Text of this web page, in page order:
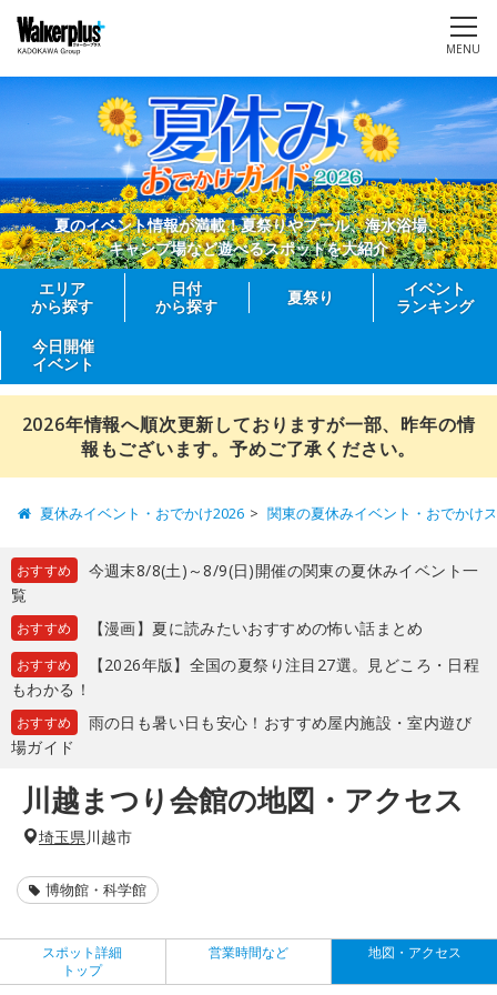
MENU
夏のイベント情報が満載！夏祭りやプール、海水浴場、
キャンプ場など遊べるスポットを大紹介
エリア
から探す
日付
から探す
夏祭り
イベント
ランキング
今日開催
イベント
2026年情報へ順次更新しておりますが一部、昨年の情
報もございます。予めご了承ください。
夏休みイベント・おでかけ2026 関東の夏休みイベント・おでかけ
おすすめ
今週末8/8(土)～8/9(日)開催の関東の夏休みイベント一
覧
おすすめ 【漫画】夏に読みたいおすすめの怖い話まとめ
おすすめ
【2026年版】全国の夏祭り注目27選。見どころ・日程
もわかる！
おすすめ
雨の日も暑い日も安心！おすすめ屋内施設・室内遊び
場ガイド
川越まつり会館の地図・アクセス
埼玉県 川越市
博物館・科学館
スポット詳細
トップ
営業時間など 地図・アクセス